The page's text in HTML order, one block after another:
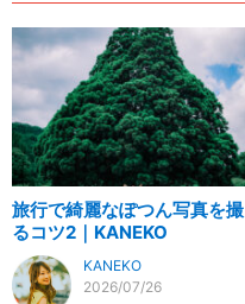
旅行で綺麗なぽつん写真を撮
るコツ2｜KANEKO
KANEKO
2026/07/26